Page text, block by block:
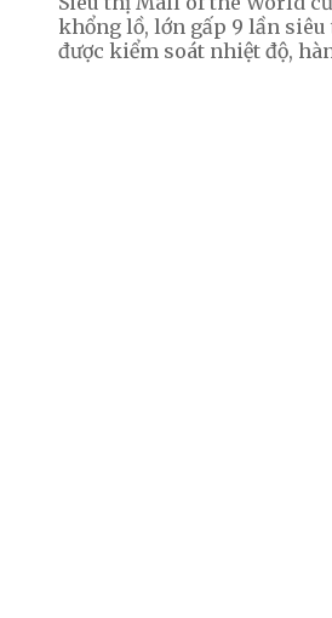
khổng lồ, lớn gấp 9 lần
được kiểm soát nhiệt độ,